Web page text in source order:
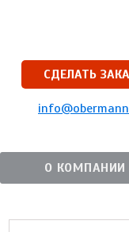
СДЕЛАТЬ
О КОМПАНИИ